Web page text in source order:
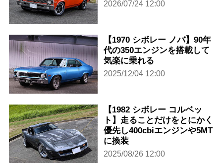
2026/07/24 12:00
【1970 シボレー ノバ】90年
代の350エンジンを搭載して
気楽に乗れる
2025/12/04 12:00
【1982 シボレー コルベッ
ト】走ることだけをとにかく
優先し400cbiエンジンや5MT
に換装
2025/08/26 12:00